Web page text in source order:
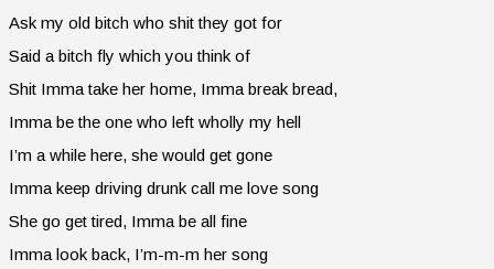
Ask my old bitch who shit they got for
Said a bitch fly which you think of
Shit Imma take her home, Imma break bread,
Imma be the one who left wholly my hell
I’m a while here, she would get gone
Imma keep driving drunk call me love song
She go get tired, Imma be all fine
Imma look back, I’m-m-m her song